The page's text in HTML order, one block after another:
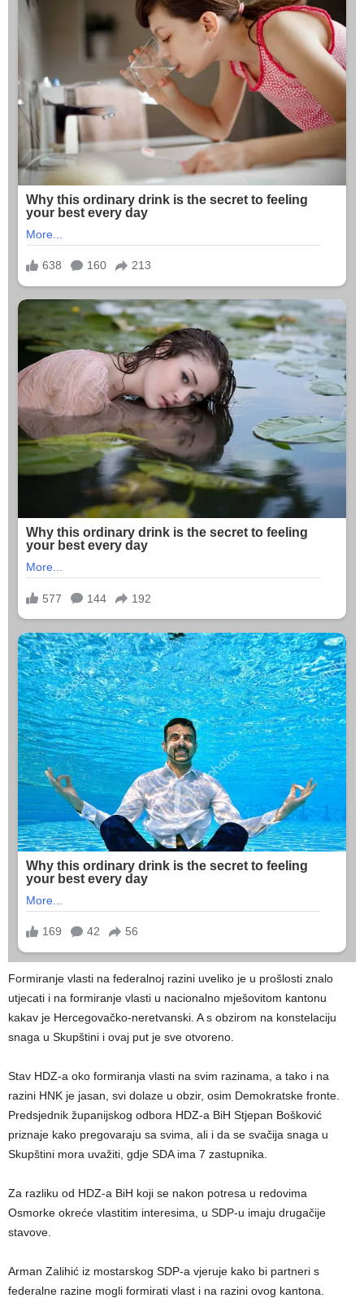
Formiranje vlasti na federalnoj razini uveliko je u prošlosti znalo
utjecati i na formiranje vlasti u nacionalno mješovitom kantonu
kakav je Hercegovačko-neretvanski. A s obzirom na konstelaciju
snaga u Skupštini i ovaj put je sve otvoreno.
Stav HDZ-a oko formiranja vlasti na svim razinama, a tako i na
razini HNK je jasan, svi dolaze u obzir, osim Demokratske fronte.
Predsjednik županijskog odbora HDZ-a BiH Stjepan Bošković
priznaje kako pregovaraju sa svima, ali i da se svačija snaga u
Skupštini mora uvažiti, gdje SDA ima 7 zastupnika.
Za razliku od HDZ-a BiH koji se nakon potresa u redovima
Osmorke okreće vlastitim interesima, u SDP-u imaju drugačije
stavove.
Arman Zalihić iz mostarskog SDP-a vjeruje kako bi partneri s
federalne razine mogli formirati vlast i na razini ovog kantona.